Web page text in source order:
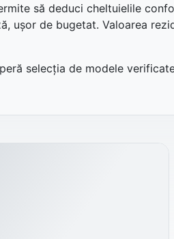
să deduci cheltuielile
ușor de bugetat. Valoarea
selecția de modele